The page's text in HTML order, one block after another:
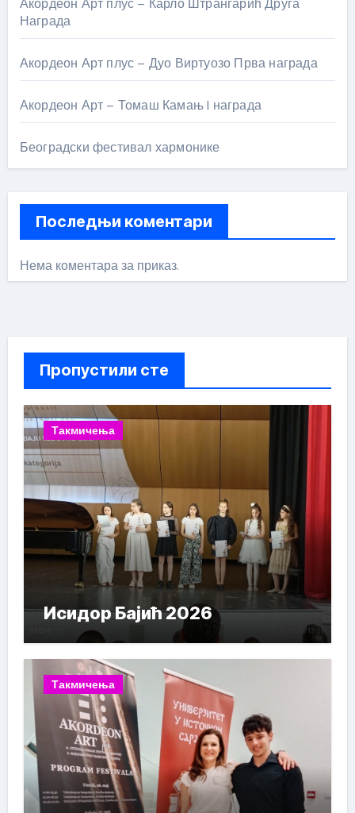
Акордеон Арт плус – Карло Штрангарић Друга
Награда
Акордеон Арт плус – Дуо Виртуозо Прва награда
Акордеон Арт – Томаш Камањ I награда
Београдски фестивал хармонике
Последњи коментари
Нема коментара за приказ.
Пропустили сте
Такмичења
Исидор Бајић 2026
Такмичења